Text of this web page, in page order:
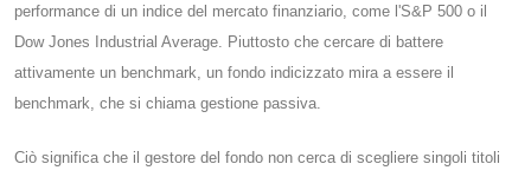
performance di un indice del mercato finanziario, come l'S&P 500 o il
Dow Jones Industrial Average. Piuttosto che cercare di battere
attivamente un benchmark, un fondo indicizzato mira a essere il
benchmark, che si chiama gestione passiva.
Ciò significa che il gestore del fondo non cerca di scegliere singoli titoli